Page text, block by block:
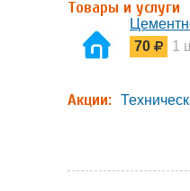
Товары и услуги
70
1
Акции: